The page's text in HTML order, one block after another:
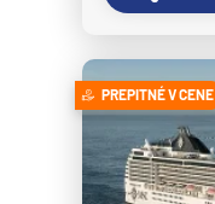
PREPITNÉ V CENE